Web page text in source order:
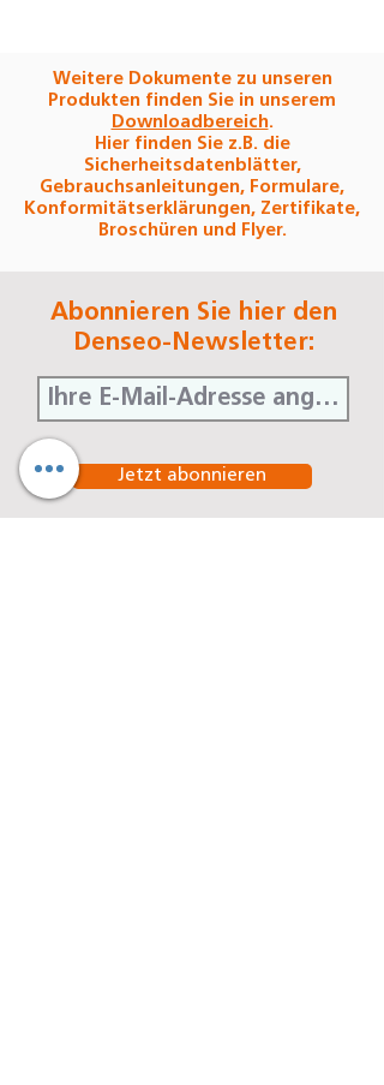
Weitere Dokumente zu unseren
Produkten finden Sie in unserem
Downloadbereich.
Hier finden Sie z.B. die
Sicherheitsdatenblätter,
Gebrauchsanleitungen, Formulare,
Konformitätserklärungen, Zertifikate,
Broschüren und Flyer.
Abonnieren Sie hier den
Denseo-Newsletter:
Jetzt abonnieren